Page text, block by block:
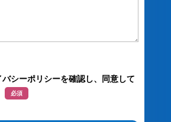
シーポリシーを確認し、同意して
必須